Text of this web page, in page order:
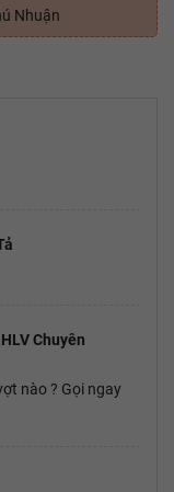
Nhuận
Chuyên
nào ? Gọi ngay